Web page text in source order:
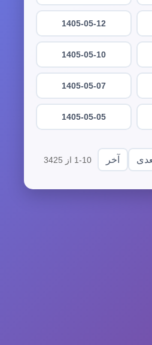
1405-05-12
1405-05-10
1405-05-07
1405-05-05
آخر 1-10 از 3425